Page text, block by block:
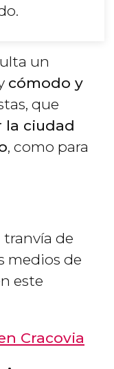
un
cómodo y
que
la ciudad
, como para
tranvía de
medios de
este
Cracovia